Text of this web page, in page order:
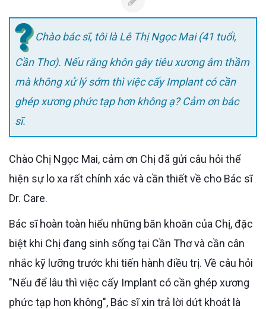
Chào bác sĩ, tôi là Lê Thị Ngọc Mai (41 tuổi,
Cần Thơ). Nếu răng khôn gây tiêu xương âm thầm
mà không xử lý sớm thì việc cấy Implant có cần
ghép xương phức tạp hơn không ạ? Cảm ơn bác
sĩ.
Chào Chị Ngọc Mai, cảm ơn Chị đã gửi câu hỏi thể
hiện sự lo xa rất chính xác và cần thiết về cho Bác sĩ
Dr. Care.
Bác sĩ hoàn toàn hiểu những băn khoăn của Chị, đặc
biệt khi Chị đang sinh sống tại Cần Thơ và cần cân
nhắc kỹ lưỡng trước khi tiến hành điều trị. Về câu hỏi
"Nếu để lâu thì việc cấy Implant có cần ghép xương
phức tạp hơn không", Bác sĩ xin trả lời dứt khoát là